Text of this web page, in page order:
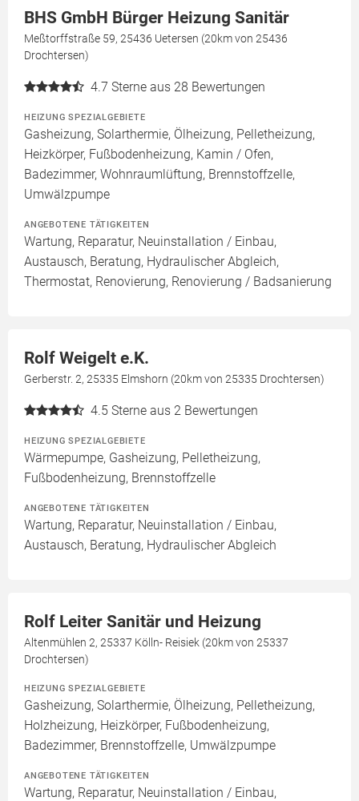
BHS GmbH Bürger Heizung Sanitär
Meßtorffstraße 59, 25436 Uetersen (20km von 25436
Drochtersen)
4.7 Sterne aus 28 Bewertungen
HEIZUNG SPEZIALGEBIETE
Gasheizung, Solarthermie, Ölheizung, Pelletheizung,
Heizkörper, Fußbodenheizung, Kamin / Ofen,
Badezimmer, Wohnraumlüftung, Brennstoffzelle,
Umwälzpumpe
ANGEBOTENE TÄTIGKEITEN
Wartung, Reparatur, Neuinstallation / Einbau,
Austausch, Beratung, Hydraulischer Abgleich,
Thermostat, Renovierung, Renovierung / Badsanierung
Rolf Weigelt e.K.
Gerberstr. 2, 25335 Elmshorn (20km von 25335 Drochtersen)
4.5 Sterne aus 2 Bewertungen
HEIZUNG SPEZIALGEBIETE
Wärmepumpe, Gasheizung, Pelletheizung,
Fußbodenheizung, Brennstoffzelle
ANGEBOTENE TÄTIGKEITEN
Wartung, Reparatur, Neuinstallation / Einbau,
Austausch, Beratung, Hydraulischer Abgleich
Rolf Leiter Sanitär und Heizung
Altenmühlen 2, 25337 Kölln- Reisiek (20km von 25337
Drochtersen)
HEIZUNG SPEZIALGEBIETE
Gasheizung, Solarthermie, Ölheizung, Pelletheizung,
Holzheizung, Heizkörper, Fußbodenheizung,
Badezimmer, Brennstoffzelle, Umwälzpumpe
ANGEBOTENE TÄTIGKEITEN
Wartung, Reparatur, Neuinstallation / Einbau,